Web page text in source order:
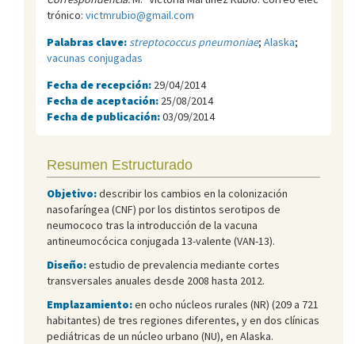
trónico: victmrubio@gmail.com
Palabras clave: streptococcus pneumoniae; Alaska;
vacunas conjugadas
Fecha de recepción: 29/04/2014
Fecha de aceptación: 25/08/2014
Fecha de publicación:03/09/2014
Resumen Estructurado
Objetivo:describir los cambios en la colonización
nasofaríngea (CNF) por los distintos serotipos de
neumococo tras la introducción de la vacuna
antineumocócica conjugada 13-valente (VAN-13).
Diseño:estudio de prevalencia mediante cortes
transversales anuales desde 2008 hasta 2012.
Emplazamiento:en ocho núcleos rurales (NR) (209 a 721
habitantes) de tres regiones diferentes, y en dos clínicas
pediátricas de un núcleo urbano (NU), en Alaska.